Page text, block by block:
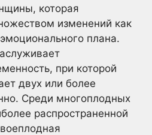
которая
изменений как
плана.
при которой
двух или более
Среди многоплодных
распространенной